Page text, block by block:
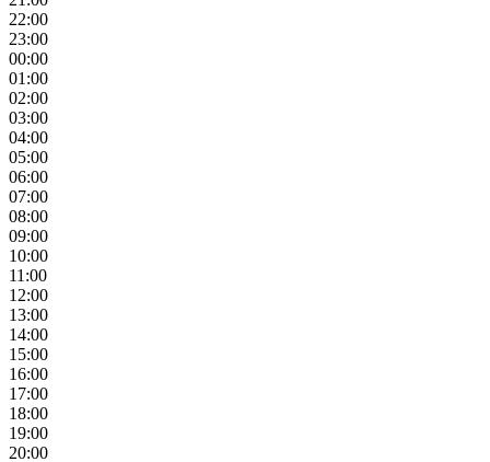
22:00
23:00
00:00
01:00
02:00
03:00
04:00
05:00
06:00
07:00
08:00
09:00
10:00
11:00
12:00
13:00
14:00
15:00
16:00
17:00
18:00
19:00
20:00